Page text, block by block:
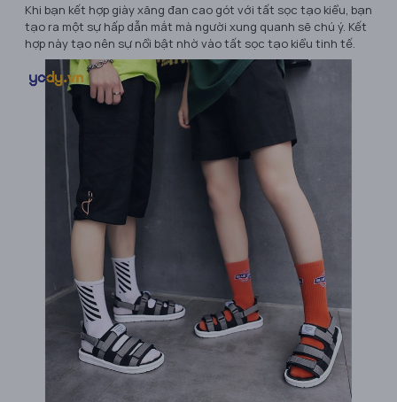
Khi bạn kết hợp giày xăng đan cao gót với tất sọc tạo kiểu, bạn
tạo ra một sự hấp dẫn mắt mà người xung quanh sẽ chú ý. Kết
hợp này tạo nên sự nổi bật nhờ vào tất sọc tạo kiểu tinh tế.